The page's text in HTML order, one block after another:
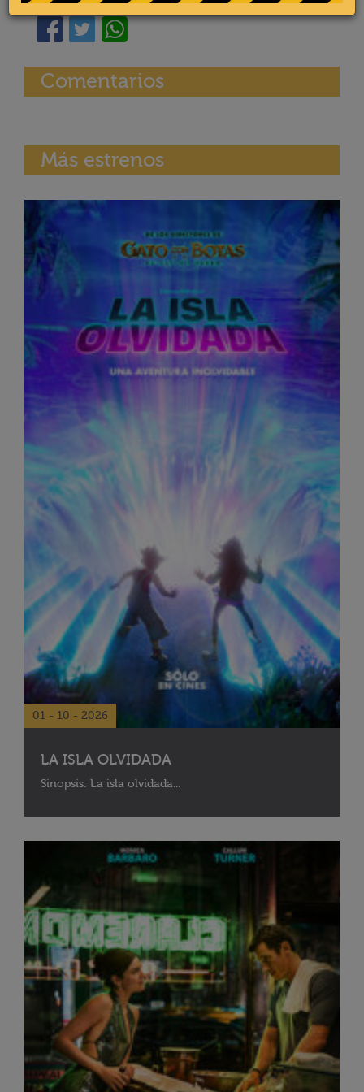
Comentarios
Más estrenos
01 - 10 - 2026
LA ISLA OLVIDADA
Sinopsis: La isla olvidada...